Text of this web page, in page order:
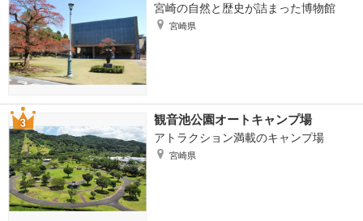
宮崎の自然と歴史が詰まった博物館
宮崎県
観音池公園オートキャンプ場
アトラクション満載のキャンプ場
宮崎県